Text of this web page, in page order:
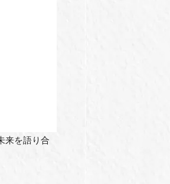
来を語り合